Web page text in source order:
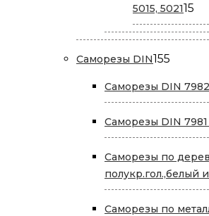
5015, 502115
Саморезы DIN155
Саморезы DIN
Саморезы DIN
Саморезы по
полукр.гол.,белый
Саморезы по